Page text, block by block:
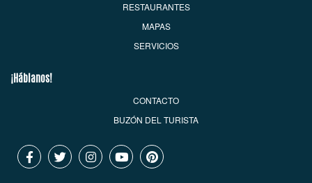
RESTAURANTES
MAPAS
SERVICIOS
¡Háblanos!
CONTACTO
BUZÓN DEL TURISTA